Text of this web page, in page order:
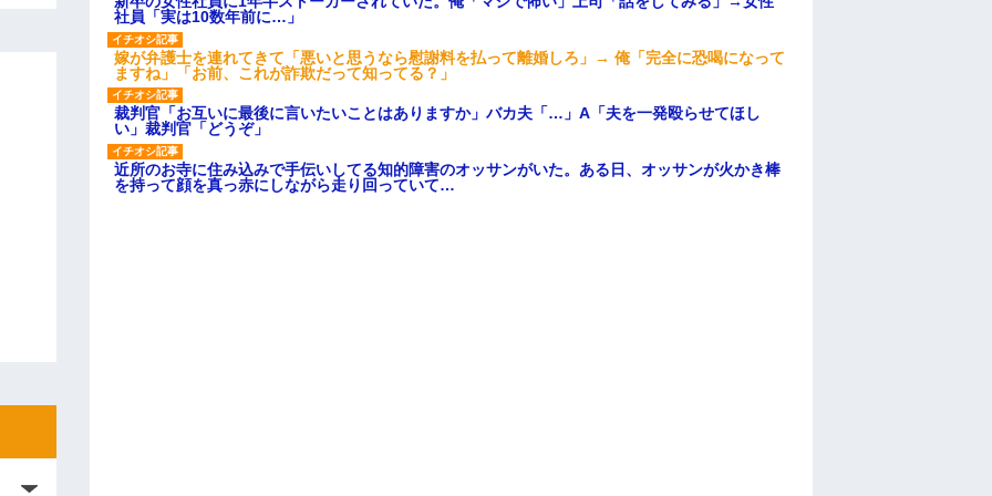
社員「実は10数年前に…」
嫁が弁護士を連れてきて「悪いと思うなら慰謝料を払って離婚しろ」→ 俺「完全に恐喝になって
ますね」「お前、これが詐欺だって知ってる？」
裁判官「お互いに最後に言いたいことはありますか」バカ夫「…」A「夫を一発殴らせてほし
い」裁判官「どうぞ」
近所のお寺に住み込みで手伝いしてる知的障害のオッサンがいた。ある日、オッサンが火かき棒
を持って顔を真っ赤にしながら走り回っていて…